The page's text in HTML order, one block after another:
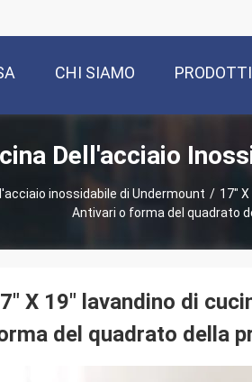
CHI SIAMO PRODOTTI
Dell'acciaio
inossidabile di Undermount / 17"
Antivari o forma del quadrato
X 19" lavandino di
del quadrato della